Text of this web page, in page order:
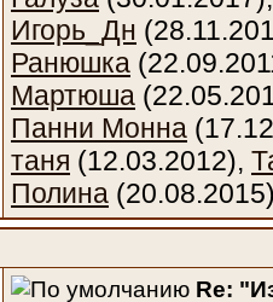
Игорь_Дн
Ранюшка
Мартюша
Панни Монна
таня (12.03.2012),
Полина
Re: